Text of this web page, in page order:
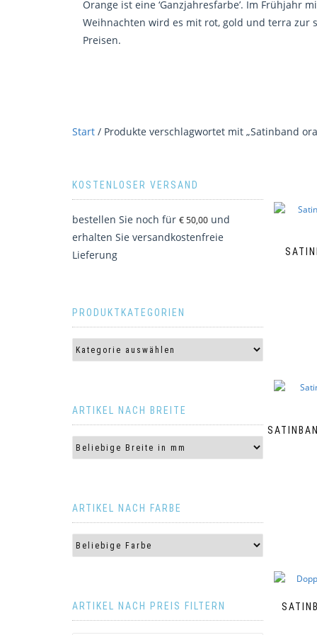
Orange ist eine ‘Ganzjahresfarbe’. Im
Weihnachten wird es mit rot, gold und terra zur
Preisen.
Start / Produkte verschlagwortet mit „Satinband
KOSTENLOSER VERSAND
bestellen Sie noch für €50,00 und
erhalten Sie versandkostenfreie
Lieferung
PRODUKTKATEGORIEN
ARTIKEL NACH BREITE
ARTIKEL NACH FARBE
ARTIKEL NACH PREIS FILTERN